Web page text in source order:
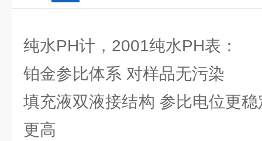
纯水PH计，2001纯水PH表：
铂金参比体系 对样品无污染
填充液双液接结构 参比电位更
更高